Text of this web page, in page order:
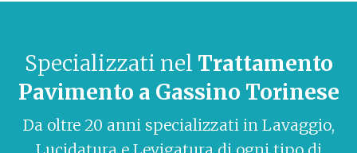
Specializzati nel Trattamento
Pavimento a Gassino Torinese
Da oltre 20 anni specializzati in Lavaggio,